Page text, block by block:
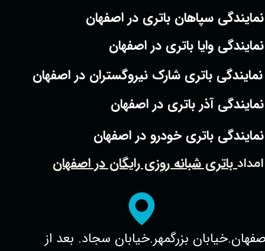
بزرگمهر.خیابان سجاد. بعد از
نمایندگی سپاهان باتری در اصفهان
نمایندگی وایا باتری در اصفهان
نمایندگی آذر باتری در اصفهان
نمایندگی باتری شارک نیروگستران در اصفهان
نمایندگی باتری خودرو در اصفهان
امدادباتری شبانه روزی رایگان در اصفهان